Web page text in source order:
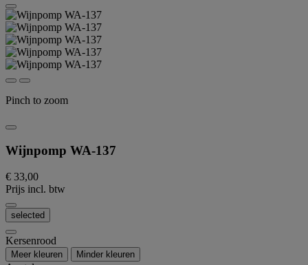
Pinch to zoom
Wijnpomp WA-137
€ 33,00
Prijs incl. btw
selected
Kersenrood
Meer kleuren Minder kleuren